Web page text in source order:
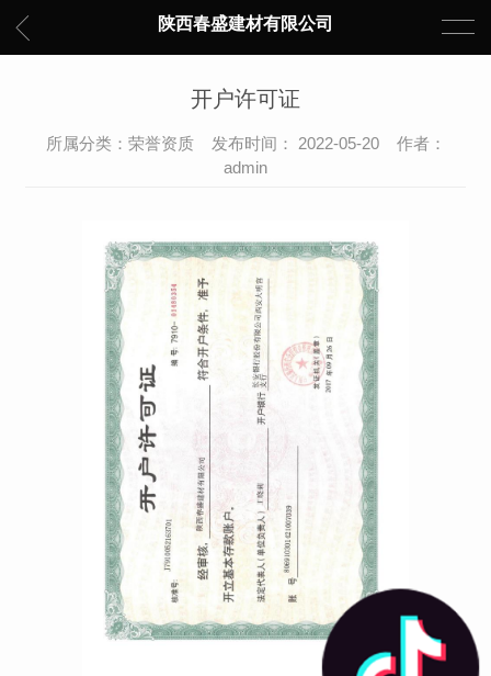
陕西春盛建材有限公司
开户许可证
所属分类：荣誉资质 发布时间： 2022-05-20 作者：
admin